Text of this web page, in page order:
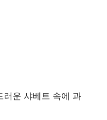
러운 샤베트 속에 과